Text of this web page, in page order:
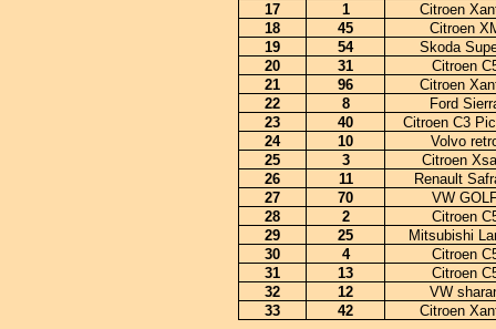
17
1
Citroen
18
45
Citroen
19
54
Skoda
20
31
Citroen
21
96
Citroen
22
8
Ford
23
40
Citroen C3
24
10
Volvo
25
3
Citroen
26
11
Renault
27
70
VW
28
2
Citroen
29
25
Mitsubishi
30
4
Citroen
31
13
Citroen
32
12
VW
33
42 Citroen